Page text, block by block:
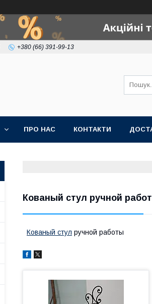
+380 (66) 391-99-13
ПРО НАС КОНТАКТИ
Кованый стул ручной
Кованый стул ручной работы